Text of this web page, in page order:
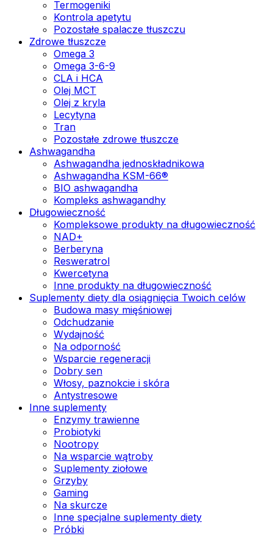
Termogeniki
Kontrola apetytu
Pozostałe spalacze tłuszczu
Zdrowe tłuszcze
Omega 3
Omega 3-6-9
CLA i HCA
Olej MCT
Olej z kryla
Lecytyna
Tran
Pozostałe zdrowe tłuszcze
Ashwagandha
Ashwagandha jednoskładnikowa
Ashwagandha KSM-66®
BIO ashwagandha
Kompleks ashwagandhy
Długowieczność
Kompleksowe produkty na długowieczność
NAD+
Berberyna
Resweratrol
Kwercetyna
Inne produkty na długowieczność
Suplementy diety dla osiągnięcia Twoich celów
Budowa masy mięśniowej
Odchudzanie
Wydajność
Na odporność
Wsparcie regeneracji
Dobry sen
Włosy, paznokcie i skóra
Antystresowe
Inne suplementy
Enzymy trawienne
Probiotyki
Nootropy
Na wsparcie wątroby
Suplementy ziołowe
Grzyby
Gaming
Na skurcze
Inne specjalne suplementy diety
Próbki